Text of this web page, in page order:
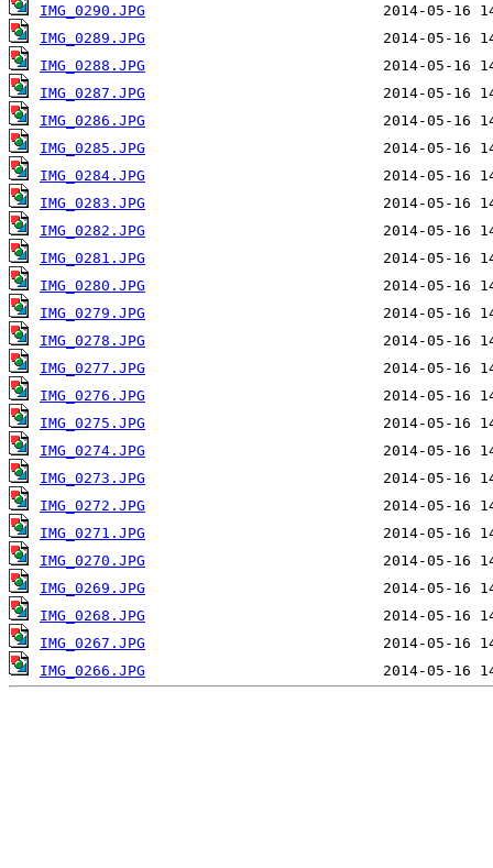
IMG_0290.JPG
IMG_0289.JPG
IMG_0288.JPG
IMG_0287.JPG
IMG_0286.JPG
IMG_0285.JPG
IMG_0284.JPG
IMG_0283.JPG
IMG_0282.JPG
IMG_0281.JPG
IMG_0280.JPG
IMG_0279.JPG
IMG_0278.JPG
IMG_0277.JPG
IMG_0276.JPG
IMG_0275.JPG
IMG_0274.JPG
IMG_0273.JPG
IMG_0272.JPG
IMG_0271.JPG
IMG_0270.JPG
IMG_0269.JPG
IMG_0268.JPG
IMG_0267.JPG
IMG_0266.JPG